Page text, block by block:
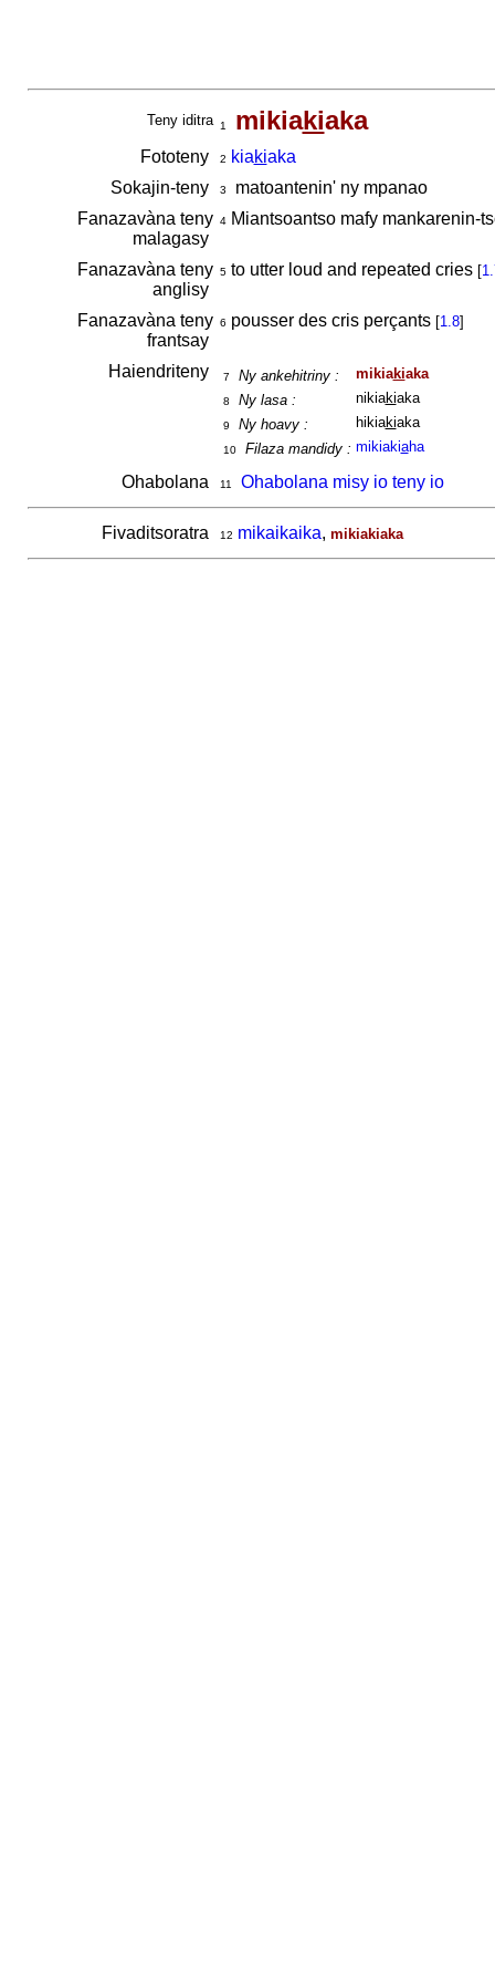
Teny iditra 1 mikiakiaka
Fototeny 2 kiakiaka
Sokajin-teny
3
matoantenin' ny mpanao
Fanazavàna teny
malagasy
4Miantsoantso mafy mankarenin-
Fanazavàna teny
anglisy
5to utter loud and repeated cries [
Fanazavàna teny
frantsay
6 pousser des cris perçants [1.8]
Haiendriteny 7 Ny ankehitriny : mikiakiaka
8 Ny lasa : nikiakiaka
9 Ny hoavy : hikiakiaka
10 Filaza mandidy : mikiakiaha
Ohabolana 11 Ohabolana misy io teny io
Fivaditsoratra 12 mikaikaika, mikiakiaka